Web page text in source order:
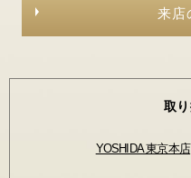
来店
取
YOSHIDA 東京本店